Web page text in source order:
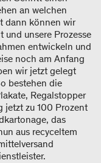
an welchen
dann können wir
unsere Prozesse
entwickeln und
noch am Anfang
wir jetzt gelegt
bestehen die
Regalstopper
jetzt zu 100 Prozent
das
aus recyceltem